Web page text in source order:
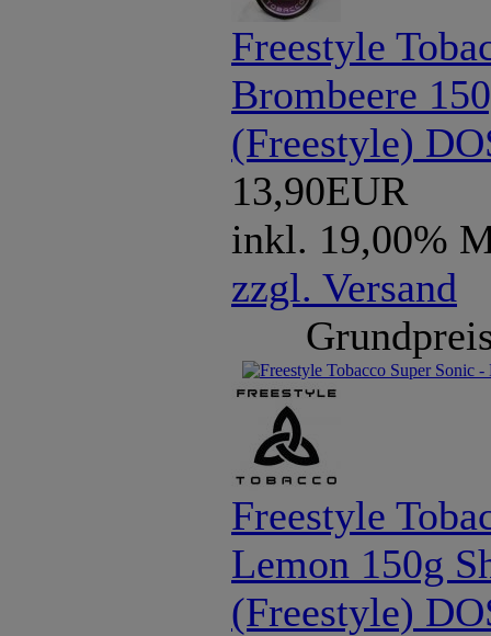
Freestyle
Brombeere
(Freestyle)
13,90EUR
inkl. 19,00%
zzgl. Versand
Freestyle
Lemon 150g
(Freestyle)